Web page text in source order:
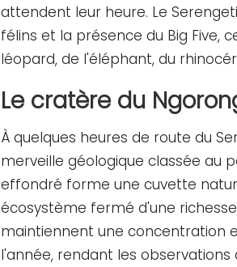
attendent leur heure. Le
félins et la présence du Big Five,
léopard, de l'éléphant, du
Le cratère du
À quelques heures de route du
merveille géologique classée au
effondré forme une cuvette
écosystème fermé d'une
maintiennent une concentration
l'année, rendant les